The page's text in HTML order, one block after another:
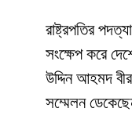
রাষ্ট্রপতির
সংক্ষেপ করে
উদ্দিন আহমদ
সম্মেলন